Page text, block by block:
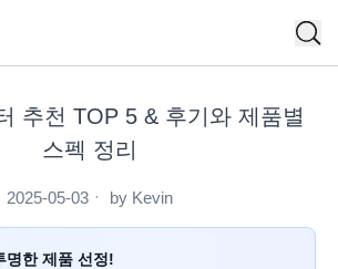
추천 TOP 5 & 후기와 제품별
스펙 정리
2025-05-03 ㆍ by Kevin
명한 제품 선정!